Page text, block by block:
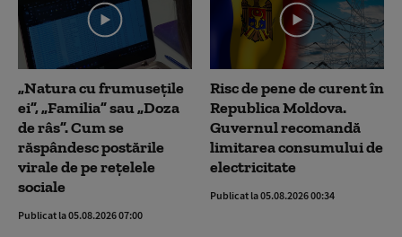
„Natura cu frumusețile
ei”, „Familia” sau „Doza
de râs”. Cum se
răspândesc postările
virale de pe rețelele
sociale
Publicat la 05.08.2026 07:00
Risc de pene de curent în
Republica Moldova.
Guvernul recomandă
limitarea consumului de
electricitate
Publicat la 05.08.2026 00:34